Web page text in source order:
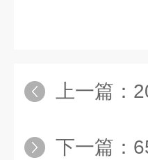
上一篇：
下一篇：